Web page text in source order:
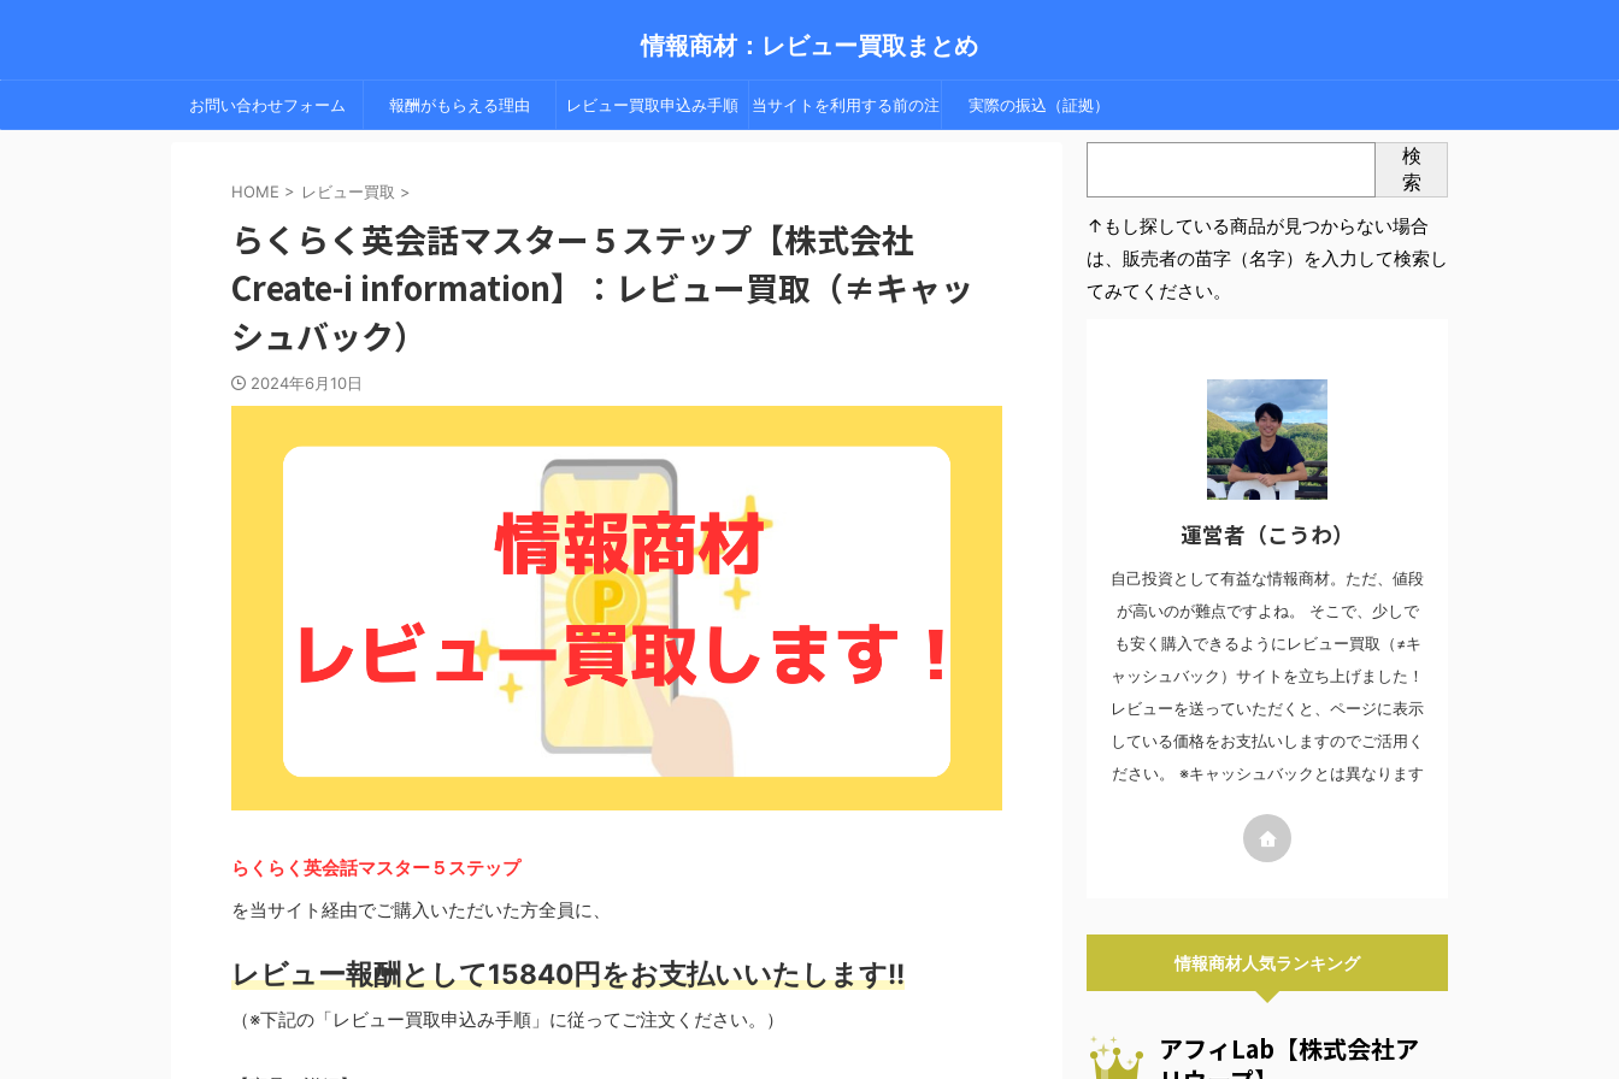
情報商材：レビュー買取まとめ
お問い合わせフォーム 報酬がもらえる理由 レビュー買取申込み手順 当サイトを利用する前の注 実際の振込（証拠）
HOME > レビュー買取 >
らくらく英会話マスター５ステップ【株式会社
Create-i information】：レビュー買取（≠キャッ
シュバック）
2024年6月10日
らくらく英会話マスター５ステップ
を当サイト経由でご購入いただいた方全員に、
レビュー報酬として15840円をお支払いいたします!!
（※下記の「レビュー買取申込み手順」に従ってご注文ください。）
検
索
↑もし探している商品が見つからない場合
は、販売者の苗字（名字）を入力して検索し
てみてください。
運営者（こうわ）
自己投資として有益な情報商材。ただ、値段
が高いのが難点ですよね。 そこで、少しで
も安く購入できるようにレビュー買取（≠キ
ャッシュバック）サイトを立ち上げました！
レビューを送っていただくと、ページに表示
している価格をお支払いしますのでご活用く
ださい。 ※キャッシュバックとは異なります
情報商材人気ランキング
アフィLab【株式会社ア